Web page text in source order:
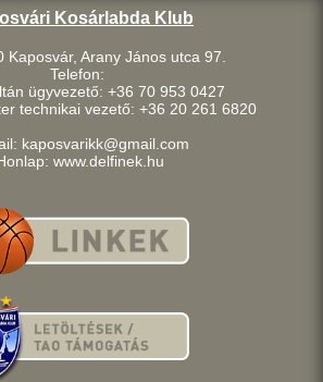
Kosárlabda Klub
Kaposvár, Arany János utca 97.
Telefon:
ügyvezető: +36 70 953 0427
technikai vezető: +36 20 261 6820
kaposvarikk@gmail.com
www.delfinek.hu